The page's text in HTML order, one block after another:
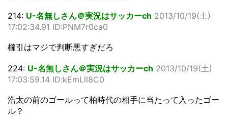
214: U-名無しさん＠実況はサッカーch 2013/10/19(土)
17:02:34.91 ID:PNM7r0ca0
櫛引はマジで判断悪すぎだろ
224: U-名無しさん＠実況はサッカーch 2013/10/19(土)
17:03:59.14 ID:kEmLll8C0
浩太の前のゴールって柏時代の相手に当たって入ったゴー
ル？